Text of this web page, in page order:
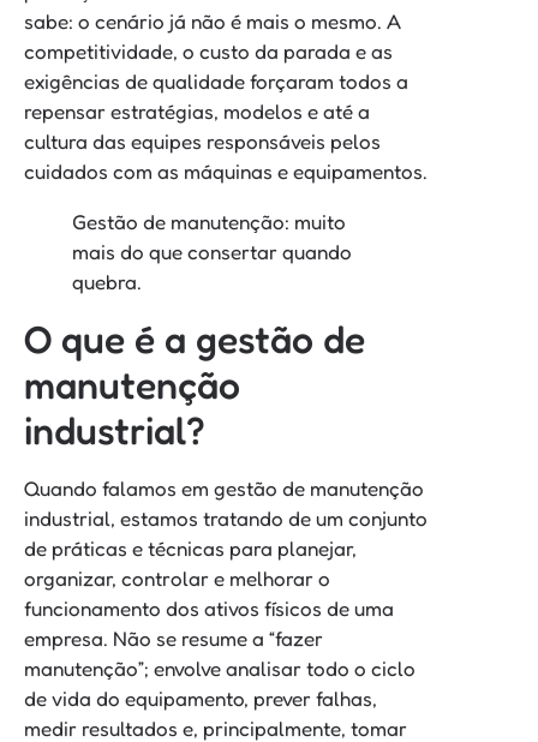
sabe: o cenário já não é mais o mesmo. A
competitividade, o custo da parada e as
exigências de qualidade forçaram todos a
repensar estratégias, modelos e até a
cultura das equipes responsáveis pelos
cuidados com as máquinas e equipamentos.
Gestão de manutenção: muito
mais do que consertar quando
quebra.
O que é a gestão de
manutenção
industrial?
Quando falamos em gestão de manutenção
industrial, estamos tratando de um conjunto
de práticas e técnicas para planejar,
organizar, controlar e melhorar o
funcionamento dos ativos físicos de uma
empresa. Não se resume a “fazer
manutenção”; envolve analisar todo o ciclo
de vida do equipamento, prever falhas,
medir resultados e, principalmente, tomar